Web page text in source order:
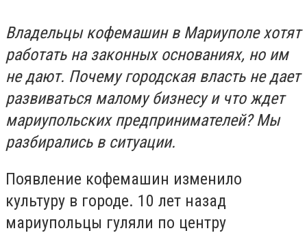
Владельцы кофемашин в Мариуполе хотят
работать на законных основаниях, но им
не дают. Почему городская власть не дает
развиваться малому бизнесу и что ждет
мариупольских предпринимателей? Мы
разбирались в ситуации.
Появление кофемашин изменило
культуру в городе. 10 лет назад
мариупольцы гуляли по центру